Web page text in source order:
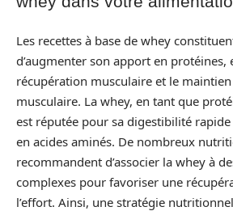
Les recettes à base de whey
d’augmenter son apport en protéines,
récupération musculaire et le
musculaire. La whey, en tant que
est réputée pour sa digestibilité
en acides aminés. De nombreux
recommandent d’associer la whey à
complexes pour favoriser une
l’effort. Ainsi, une stratégie